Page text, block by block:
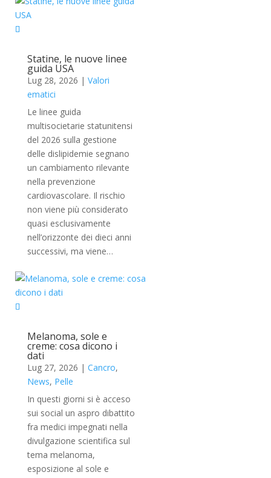
Statine, le nuove linee
guida USA
Lug 28, 2026 | Valori
ematici
Le linee guida
multisocietarie statunitensi
del 2026 sulla gestione
delle dislipidemie segnano
un cambiamento rilevante
nella prevenzione
cardiovascolare. Il rischio
non viene più considerato
quasi esclusivamente
nell’orizzonte dei dieci anni
successivi, ma viene…
Melanoma, sole e
creme: cosa dicono i
dati
Lug 27, 2026 | Cancro,
News, Pelle
In questi giorni si è acceso
sui social un aspro dibattito
fra medici impegnati nella
divulgazione scientifica sul
tema melanoma,
esposizione al sole e